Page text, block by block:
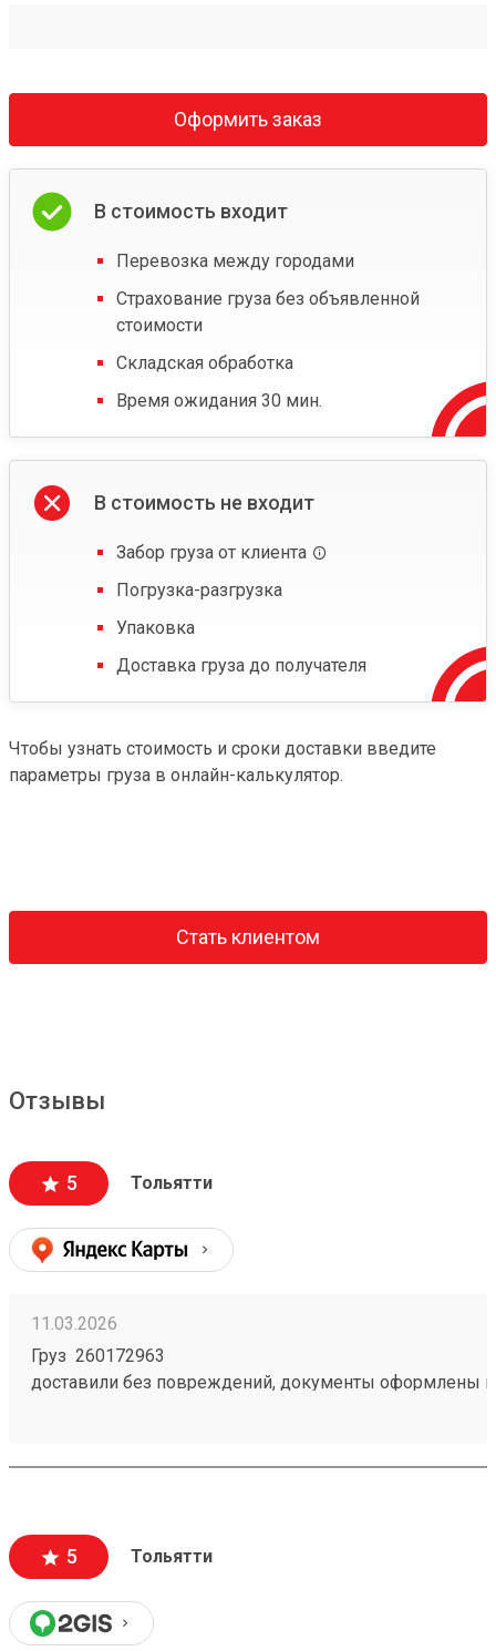
Оформить заказ
В стоимость входит
Перевозка между городами
Страхование груза без объявленной
стоимости
Складская обработка
Время ожидания 30 мин.
В стоимость не входит
Забор груза от клиента
Погрузка-разгрузка
Упаковка
Доставка груза до получателя
Чтобы узнать стоимость и сроки доставки введите
параметры груза в онлайн-калькулятор.
Стать клиентом
Отзывы
5 Тольятти
11.03.2026
Груз 260172963
доставили без повреждений, документы оформлены
5 Тольятти